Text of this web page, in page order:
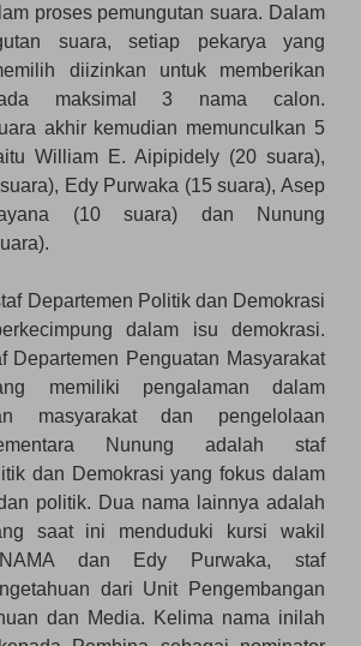
proses pemungutan suara. Dalam
suara, setiap pekarya yang
diizinkan untuk memberikan
maksimal 3 nama calon.
akhir kemudian memunculkan 5
William E. Aipipidely (20 suara),
Edy Purwaka (15 suara), Asep
(10 suara) dan Nunung
Departemen Politik dan Demokrasi
dalam isu demokrasi.
Departemen Penguatan Masyarakat
memiliki pengalaman dalam
masyarakat dan pengelolaan
Nunung adalah staf
dan Demokrasi yang fokus dalam
politik. Dua nama lainnya adalah
saat ini menduduki kursi wakil
dan Edy Purwaka, staf
dari Unit Pengembangan
dan Media. Kelima nama inilah